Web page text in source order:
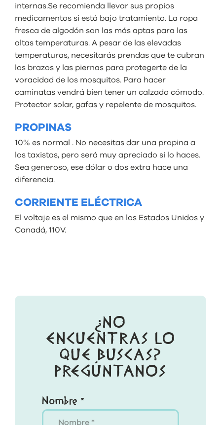
internas.Se recomienda llevar sus propios
medicamentos si está bajo tratamiento. La ropa
fresca de algodón son las más aptas para las
altas temperaturas. A pesar de las elevadas
temperaturas, necesitarás prendas que te cubran
los brazos y las piernas para protegerte de la
voracidad de los mosquitos. Para hacer
caminatas vendrá bien tener un calzado cómodo.
Protector solar, gafas y repelente de mosquitos.
PROPINAS
10% es normal . No necesitas dar una propina a
los taxistas, pero será muy apreciado si lo haces.
Sea generoso, ese dólar o dos extra hace una
diferencia.
CORRIENTE ELÉCTRICA
El voltaje es el mismo que en los Estados Unidos y
Canadá, 110V.
¿NO
ENCUENTRAS LO
QUE BUSCAS?
PREGÚNTANOS
Nombre *